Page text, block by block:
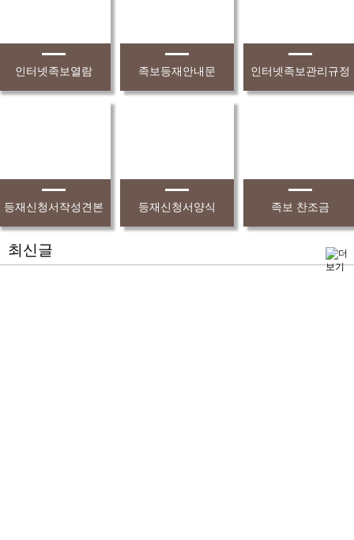
인터넷족보열람 족보등재안내문 인터넷족보관리규정
등재신청서작성견본 등재신청서양식 족보 찬조금
최신글